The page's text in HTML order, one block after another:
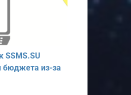
SSMS.SU
бюджета из-за